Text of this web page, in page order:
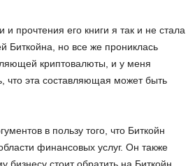
и прочтения его книги я так и не стала
Биткойна, но все же прониклась
криптовалюты, и у меня
что эта составляющая может быть
в пользу того, что Биткойн
финансовых услуг. Он также